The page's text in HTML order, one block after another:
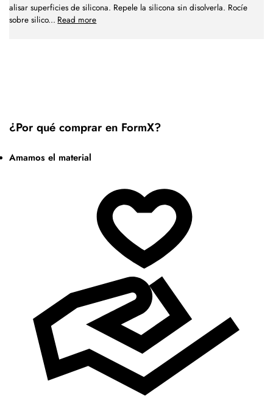
alisar superficies de silicona. Repele la silicona sin disolverla. Rocíe
sobre silico... Read more
¿Por qué comprar en FormX?
Amamos el material